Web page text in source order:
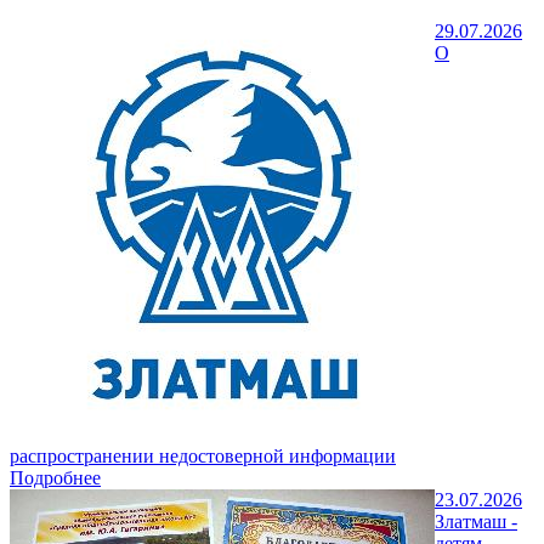
29.07.2026
О
распространении недостоверной информации
Подробнее
23.07.2026
Златмаш -